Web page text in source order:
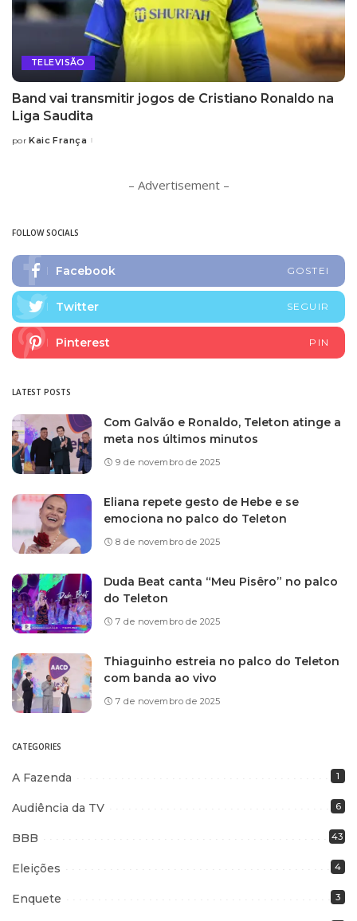
TELEVISÃO
Band vai transmitir jogos de Cristiano Ronaldo na
Liga Saudita
Posted
por Kaic França
– Advertisement –
FOLLOW SOCIALS
Facebook GOSTEI
Twitter SEGUIR
Pinterest PIN
LATEST POSTS
Com Galvão e Ronaldo, Teleton atinge a
meta nos últimos minutos
9 de novembro de 2025
Eliana repete gesto de Hebe e se
emociona no palco do Teleton
8 de novembro de 2025
Duda Beat canta “Meu Pisêro” no palco
do Teleton
7 de novembro de 2025
Thiaguinho estreia no palco do Teleton
com banda ao vivo
7 de novembro de 2025
CATEGORIES
A Fazenda 1
Audiência da TV 6
BBB 43
Eleições 4
Enquete 3